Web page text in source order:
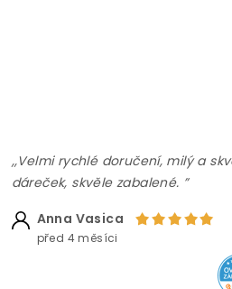
,,Velmi rychlé doručení, milý a
dáreček, skvěle zabalené. ”
Anna Vasica
před 4 měsíci